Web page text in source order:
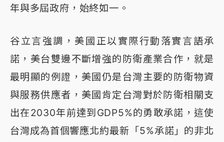
年與多屆政府，始終如一。
谷立言強調，美國正以實際行動落實言語承
諾，美台雙邊不斷增強的防衛產業合作，就是
最明顯的例證，美國仍是台灣主要的防衛物資
與服務供應者，美國肯定台灣對於防衛相關支
出在2030年前達到GDP5%的勇敢承諾，這使
台灣成為首個響應北約最新「5%承諾」的非北